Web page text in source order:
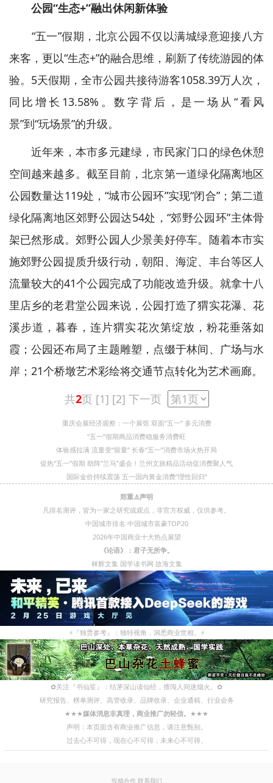
公园“生态+”融出休闲新体验
“五一”假期，北京公园不仅以满城绿意迎接八方
来客，更以“生态+”的融合思维，刷新了传统游园的体
验。5天假期，全市公园共接待游客1058.39万人次，
同比增长13.58%。数字背后，是一场从“看风
景”到“玩场景”的升级。
近年来，本市多元建绿，市民家门口的绿色休憩
空间越来越多。截至目前，北京第一道绿化隔离地区
公园数量达119处，“城市公园环”实现“闭合”；第二道
绿化隔离地区郊野公园达54处，“郊野公园环”主体骨
架已然形成。郊野公园人少景美好停车。随着本市实
施郊野公园提质升级行动，朝阳、海淀、丰台等区人
流量较大的41个公园完成了功能改造升级。就拿十八
里店乡的老君堂公园来说，公园打造了猬实花瀑、花
溪步道，暮春，连片猬实花次第绽放，粉花垂落如
霞；公园还布局了主题雕塑，点缀于林间、广场与水
岸；21个桥墩艺术彩绘将交通节点转化为艺术画廊。
共2页 [1] [2] 下一页
重庆会展经济观察：一个展馆 双面“五一” 多元消费
“五一”假期商品消费稳服务消费旺
体验感拉满 流量变“留量” 长春“五一”消费市场火热开局
促热“五一”假期 助阵“兰马”盛会！兰州文旅精品活动促消费聚人气
国际金价持续震荡 五一国内黄金消费“理性回归”
郑重⚠️声明
凡排名测评，皆为一家之研究或观点，非官方权威，仅供参考。
中国城市排名 中国城市富豪TOP20
2026年中国商业十大热点展望
《论语》：君子无所争。
林辉文集 国学读书网 故海文集
⚡ 『独贾参考』：独特视角，洞悉商业世相。 ⚡
✿关注『书仙笙』：结茅深山读仙经，擅闯人间迷烟火。 ✿
研究报告、榜单测评、高管收录、品牌收录、企业通稿、行业会务
★★★媒体消息非真理，商业推广勿轻信。 ★★★
声明：本页面含有商业推广信息，请注意甄别。
过去心不可得，现在心不可得，未来心不可得。
投稿合作 联系我们